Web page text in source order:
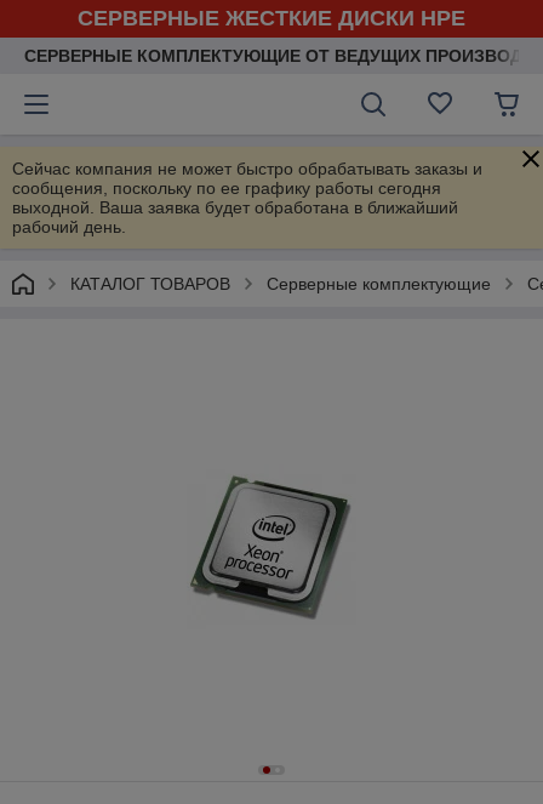
СЕРВЕРНЫЕ ЖЕСТКИЕ ДИСКИ HPE
СЕРВЕРНЫЕ КОМПЛЕКТУЮЩИЕ ОТ ВЕДУЩИХ
Сейчас компания не может быстро обрабатывать заказы и
сообщения, поскольку по ее графику работы сегодня
выходной. Ваша заявка будет обработана в ближайший
рабочий день.
КАТАЛОГ ТОВАРОВ Серверные комплектующие